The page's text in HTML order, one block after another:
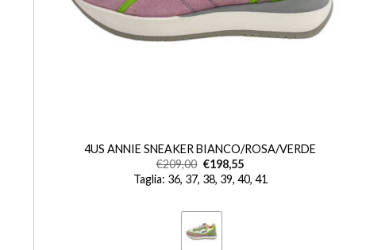
4US ANNIE SNEAKER BIANCO/ROSA/VERDE
€209,00 €198,55
Taglia: 36, 37, 38, 39, 40, 41